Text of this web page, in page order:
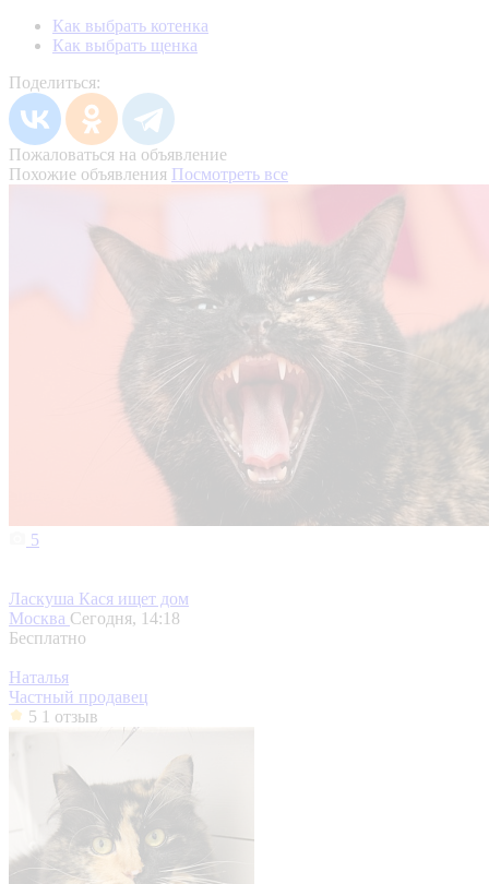
Как выбрать котенка
Как выбрать щенка
Поделиться:
Пожаловаться на объявление
Похожие объявления Посмотреть все
5
Ласкуша Кася ищет дом
Москва Сегодня, 14:18
Бесплатно
Наталья
Частный продавец
5 1 отзыв